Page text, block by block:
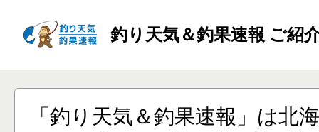
釣り天気＆釣果速報 ご紹
「釣り天気＆釣果速報」は北